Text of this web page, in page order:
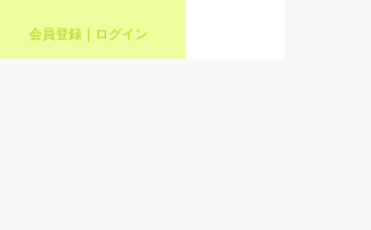
会員登録｜ログイン